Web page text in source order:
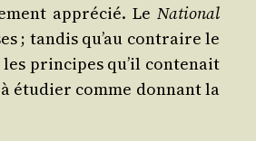
appré­cié. Le Natio­nal
; tan­dis qu’au contraire le
prin­cipes qu’il conte­nait
étu­dier comme don­nant la